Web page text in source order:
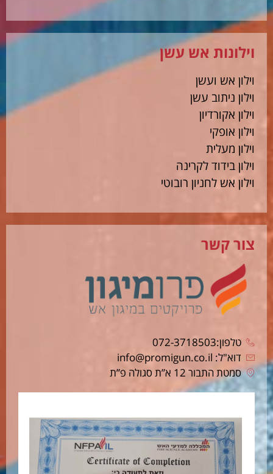
וילונות אש עשן
וילון אש ועשן
וילון ניתוב עשן
וילון אקורדיון
וילון אופקי
וילון מעלית
וילון בידוד לקרינה
וילון אש לחניון רובוטי
צור קשר
טלפון:072-3718503
דוא"ל: info@promigun.co.il
סמטת התבור 12 א”ת סגולה פ”ת